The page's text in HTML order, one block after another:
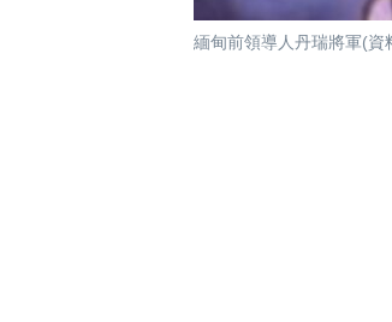
緬甸前領導人丹瑞將軍(資